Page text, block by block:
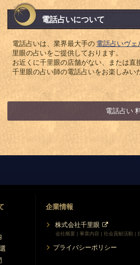
電話占いについて
電話占いは、業界最大手の電話占いヴェ
里眼の占いをご提供しております。
お近くに千里眼の店舗がない、または
千里眼の占い師の電話占いをお楽しみい
電話占い
企業情報
株式会社千里眼
会社概要 | 事業内容 | 社会貢献活動 |
プライバシーポリシー